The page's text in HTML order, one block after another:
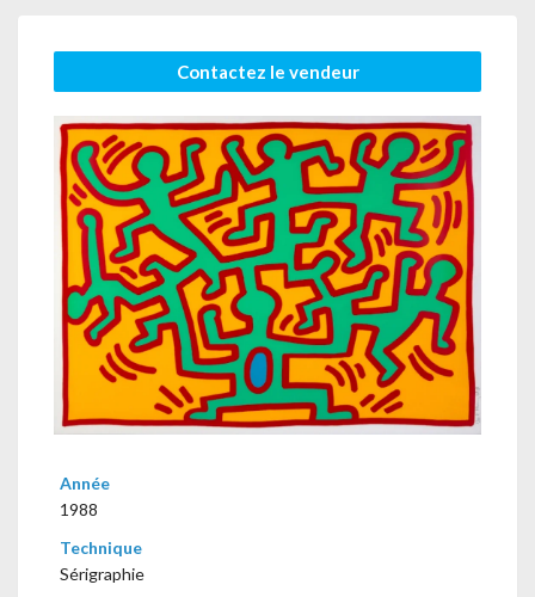
Contactez le vendeur
Année
1988
Technique
Sérigraphie